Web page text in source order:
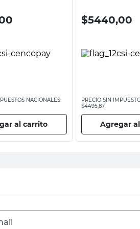
NACIONALES:
al carrito
$5440,00
PRECIO SIN
$4495,87
Agregar